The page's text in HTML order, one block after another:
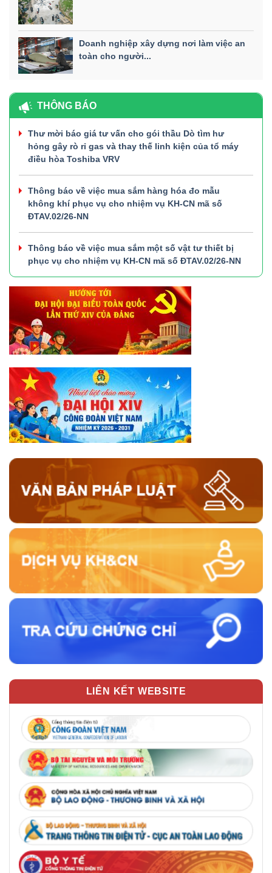
Doanh nghiệp xây dựng nơi làm việc an
toàn cho người...
THÔNG BÁO
Thư mời báo giá tư vấn cho gói thầu Dò tìm hư
hỏng gây rò rỉ gas và thay thế linh kiện của tổ máy
điều hòa Toshiba VRV
Thông báo về việc mua sắm hàng hóa đo mẫu
không khí phục vụ cho nhiệm vụ KH-CN mã số
ĐTAV.02/26-NN
Thông báo về việc mua sắm một số vật tư thiết bị
phục vụ cho nhiệm vụ KH-CN mã số ĐTAV.02/26-NN
LIÊN KẾT WEBSITE